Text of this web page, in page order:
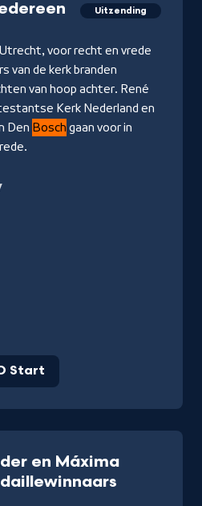
Uitzending
voor recht en vrede
van de kerk branden
van hoop achter. René
Kerk Nederland en
Den Bosch gaan voor in
Start
en Máxima